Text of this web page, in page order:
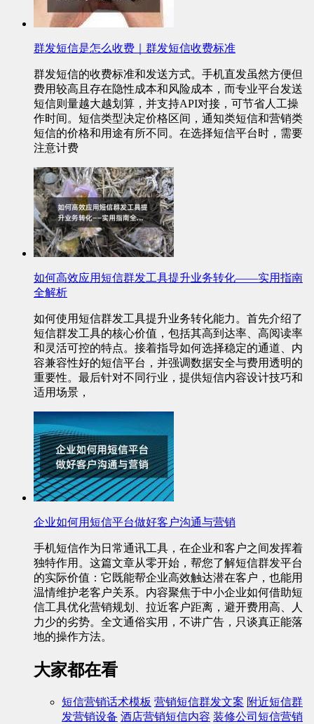
群发短信是怎么收费｜群发短信收费标准
群发短信的收费标准和发送方式。手机直发虽然方便但
费用较高且存在隐性成本和风险成本，而专业平台发送
短信则量越大越划算，并支持API对接，可节省人工操
作时间。短信类型决定价格区间，通知类短信和营销类
短信的价格和用途有所不同。在选择短信平台时，需要
注意计费
如何高效应用短信群发工具提升业务转化——实用指南
全解析
如何使用短信群发工具提升业务转化能力。首先介绍了
短信群发工具的核心价值，包括其高到达率、高阅读率
和灵活可控的特点。接着指导如何选择稳定的通道、内
容兼容性好的短信平台，并强调数据安全与费用透明的
重要性。最后针对不同行业，提供短信内容设计技巧和
适用场景，
企业如何用短信平台做好客户沟通与营销
手机短信作为日常通讯工具，在企业和客户之间发挥着
独特作用。这篇文章从零开始，帮您了解短信群发平台
的实际价值：它既能帮企业高效触达潜在客户，也能用
温情维护老客户关系。内容聚焦于中小企业如何借助短
信工具优化营销规划、拉近客户距离，避开费用高、人
力少的劣势。全文通俗实用，不讲广告，只谈真正能落
地的操作方法。
大家都在看
短信营销话术模板 营销短信群发文案 附近短信群
发营销设备 酒店营销短信内容 装修公司短信营销